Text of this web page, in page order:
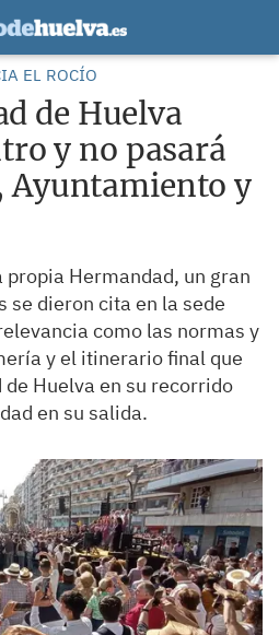
EL ROCÍO
de Huelva
y no pasará
Ayuntamiento y
propia Hermandad, un gran
se dieron cita en la sede
como las normas y
y el itinerario final que
Huelva en su recorrido
en su salida.